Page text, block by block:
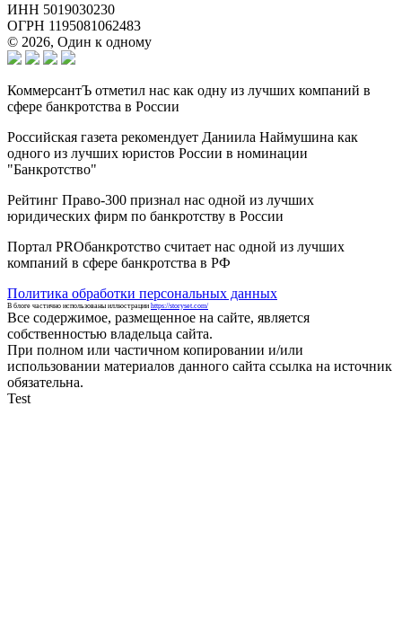
ИНН 5019030230
ОГРН 1195081062483
© 2026, Один к одному
КоммерсантЪ отметил нас как одну из лучших компаний в
сфере банкротства в России
Российская газета рекомендует Даниила Наймушина как
одного из лучших юристов России в номинации
"Банкротство"
Рейтинг Право-300 признал нас одной из лучших
юридических фирм по банкротству в России
Портал PROбанкротство считает нас одной из лучших
компаний в сфере банкротства в РФ
Политика обработки персональных данных
В блоге частично использованы иллюстрации https://storyset.com/
Все содержимое, размещенное на сайте, является
собственностью владельца сайта.
При полном или частичном копировании и/или
использовании материалов данного сайта ссылка на источник
обязательна.
Test